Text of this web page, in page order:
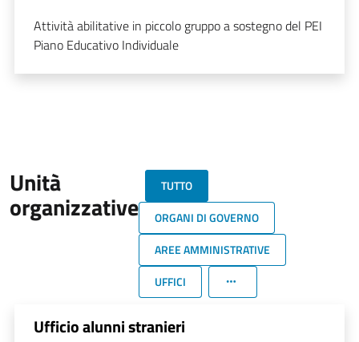
Attività abilitative in piccolo gruppo a sostegno del PEI
Piano Educativo Individuale
Unità
organizzative
TUTTO
ORGANI DI GOVERNO
AREE AMMINISTRATIVE
UFFICI
Ufficio alunni stranieri